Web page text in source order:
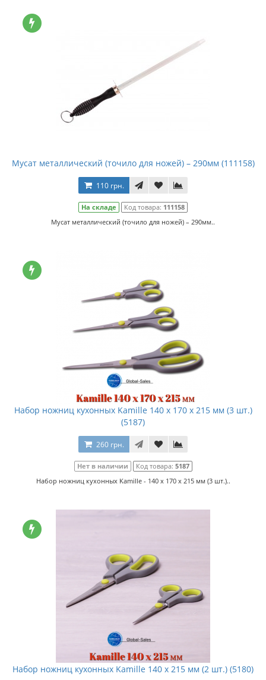
Мусат металлический (точило для ножей) – 290мм (111158)
110 грн.
На складе Код товара: 111158
Мусат металлический (точило для ножей) – 290мм..
Набор ножниц кухонных Kamille 140 x 170 x 215 мм (3 шт.)
(5187)
260 грн.
Нет в наличии Код товара: 5187
Набор ножниц кухонных Kamille - 140 x 170 x 215 мм (3 шт.)..
Набор ножниц кухонных Kamille 140 x 215 мм (2 шт.) (5180)